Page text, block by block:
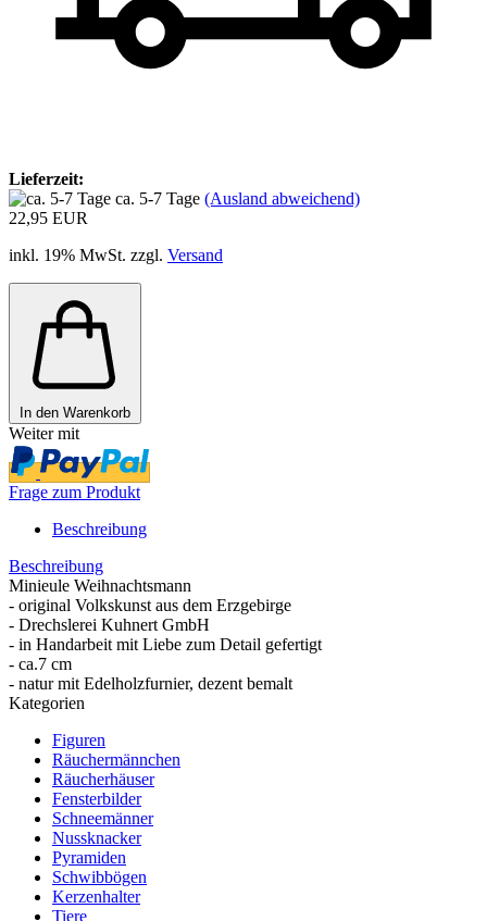
Lieferzeit:
ca. 5-7 Tage (Ausland abweichend)
22,95 EUR
inkl. 19% MwSt. zzgl. Versand
In den Warenkorb
Weiter mit
Frage zum Produkt
Beschreibung
Beschreibung
Minieule Weihnachtsmann
- original Volkskunst aus dem Erzgebirge
- Drechslerei Kuhnert GmbH
- in Handarbeit mit Liebe zum Detail gefertigt
- ca.7 cm
- natur mit Edelholzfurnier, dezent bemalt
Kategorien
Figuren
Räuchermännchen
Räucherhäuser
Fensterbilder
Schneemänner
Nussknacker
Pyramiden
Schwibbögen
Kerzenhalter
Tiere